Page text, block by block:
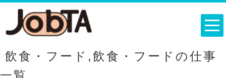
飲食・フード,飲食・フードの仕事
一覧